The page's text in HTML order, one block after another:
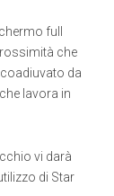
full
che
da
lavora in
vi darà
di Star